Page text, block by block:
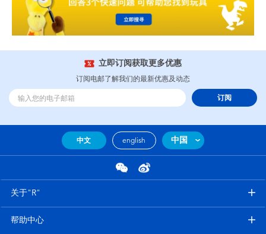
立即订阅获取更多优惠
订阅电邮了解我们的最新优惠及动态
订阅
中文 english 中国
关于"R"
帮助中心